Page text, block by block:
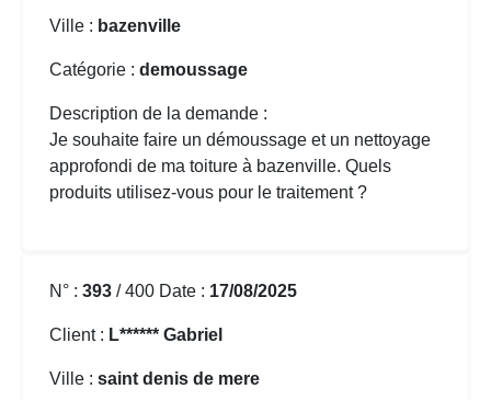
Ville : bazenville
Catégorie : demoussage
Description de la demande :
Je souhaite faire un démoussage et un nettoyage
approfondi de ma toiture à bazenville. Quels
produits utilisez-vous pour le traitement ?
N° : 393 / 400 Date : 17/08/2025
Client : L****** Gabriel
Ville : saint denis de mere